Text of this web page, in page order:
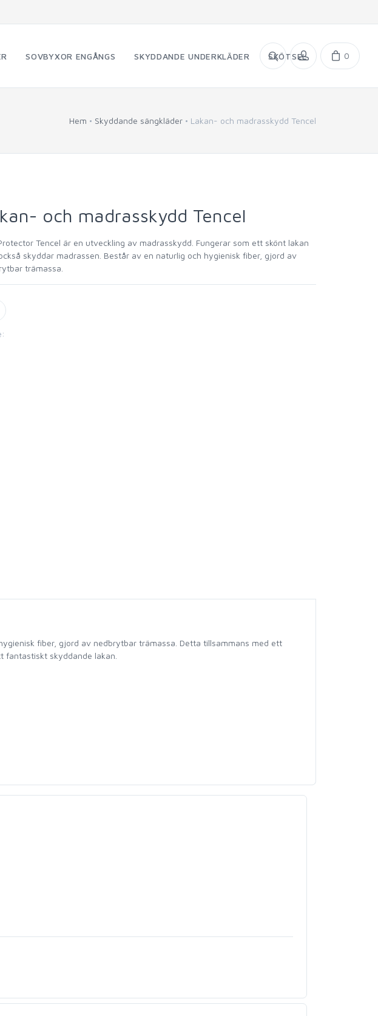
SOVBYXOR ENGÅNGS SKYDDANDE UNDERKLÄDER SKÖTSEL 0
Hem Skyddande sängkläder Lakan- och madrasskydd Tencel
och madrasskydd Tencel
Tencel är en utveckling av madrasskydd. Fungerar som ett skönt lakan
skyddar madrassen. Består av en naturlig och hygienisk fiber, gjord av
trämassa.
fiber, gjord av nedbrytbar trämassa. Detta tillsammans med ett
fantastiskt skyddande lakan.